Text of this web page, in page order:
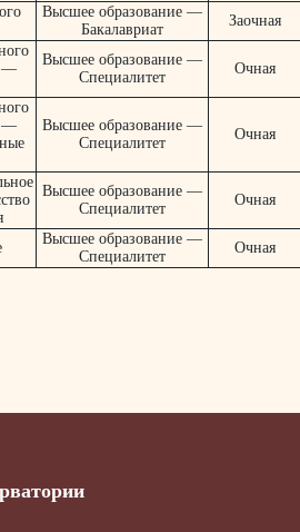
Высшее образование —
Бакалавриат
Заочная
—
Высшее образование —
Специалитет
Очная
—
Высшее образование —
Специалитет
Очная
Высшее образование —
Специалитет
Очная
Высшее образование —
Специалитет
Очная